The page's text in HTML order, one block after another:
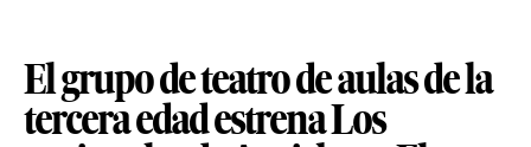
El grupo de teatro de aulas de la
tercera edad estrena Los